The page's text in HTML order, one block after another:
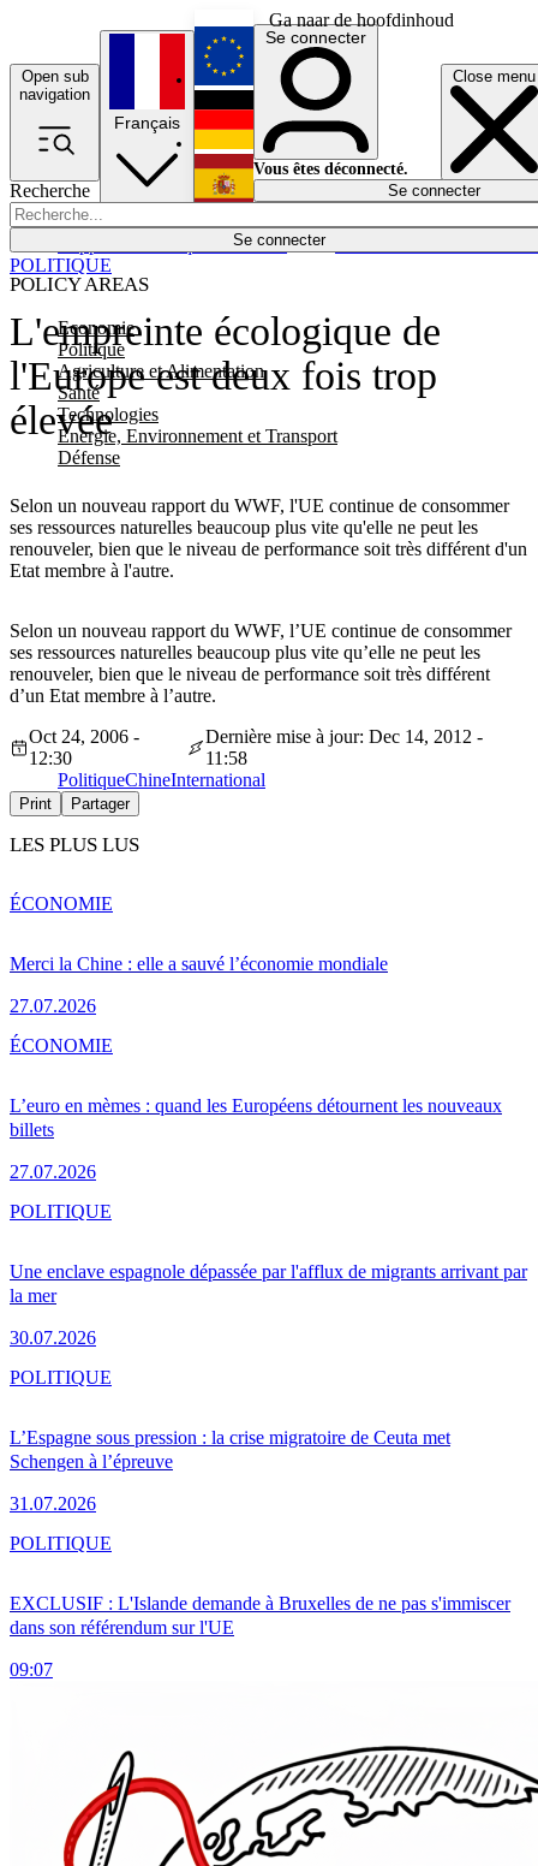
Ga naar de hoofdinhoud
Open sub
navigation
Close menu
Recherche
Se connecter
POLICY AREAS
Economie
Politique
Agriculture et Alimentation
Santé
Technologies
Energie, Environnement et Transport
Défense
Économie
Français
English
Deutsch
Español
Se connecter
Vous êtes déconnecté.
Se connecter
L'empreinte écologique de
l'Europe est deux fois trop
élevée
Selon un nouveau rapport du WWF, l'UE continue de consommer
ses ressources naturelles beaucoup plus vite qu'elle ne peut les
renouveler, bien que le niveau de performance soit très différent d'un
Etat membre à l'autre.
POLITIQUE
Selon un nouveau rapport du WWF, l’UE continue de consommer
ses ressources naturelles beaucoup plus vite qu’elle ne peut les
renouveler, bien que le niveau de performance soit très différent
d’un Etat membre à l’autre.
Oct 24, 2006 -
12:30
Dernière mise à jour: Dec 14, 2012 -
11:58
PolitiqueChineInternational
Print Partager
LES PLUS LUS
Merci la Chine : elle a sauvé l’économie mondiale
27.07.2026
ÉCONOMIE
L’euro en mèmes : quand les Européens détournent les nouveaux
billets
27.07.2026
ÉCONOMIE
Une enclave espagnole dépassée par l'afflux de migrants arrivant par
la mer
30.07.2026
POLITIQUE
L’Espagne sous pression : la crise migratoire de Ceuta met
Schengen à l’épreuve
31.07.2026
POLITIQUE
EXCLUSIF : L'Islande demande à Bruxelles de ne pas s'immiscer
dans son référendum sur l'UE
09:07
POLITIQUE